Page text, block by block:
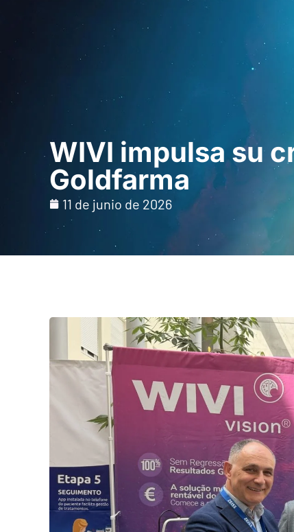
Para
WIVI impulsa su
Goldfarma
11 de junio de 2026